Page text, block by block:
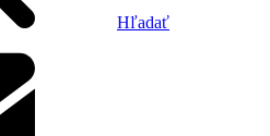
Hľadať